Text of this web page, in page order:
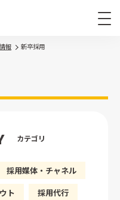
報 新卒採用
カテゴリ
採用媒体・チャネル
ト
採用代行